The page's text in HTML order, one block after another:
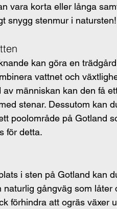
vara korta eller långa
snygg stenmur i natursten!
kan göra en
vattnet och
människan kan den få
stenar. Dessutom kan
poolområde på Gotland
för detta.
i sten på Gotland kan
gångväg som
förhindra att ogräs växer